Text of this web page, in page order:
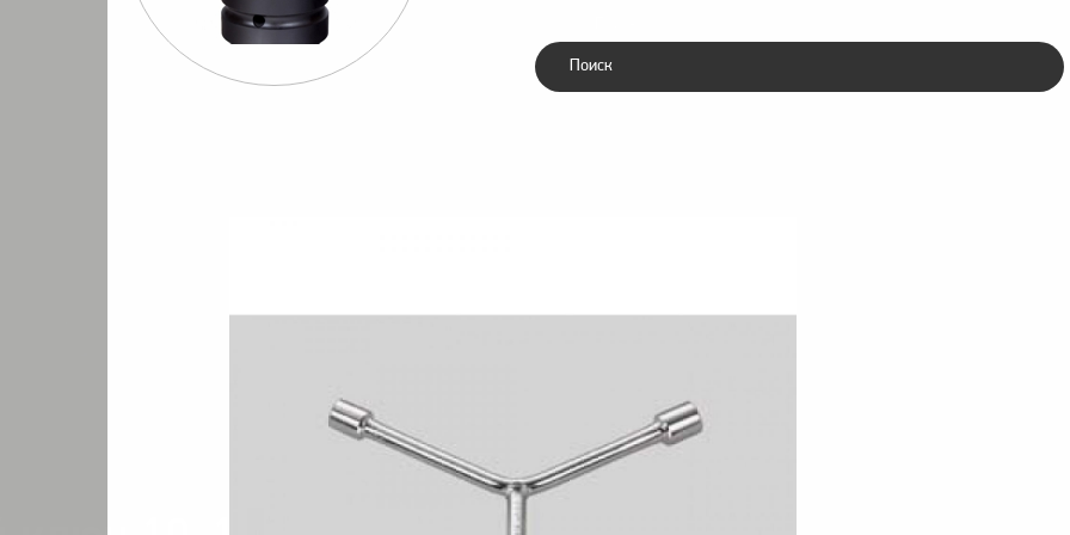
пневматические
пневматические